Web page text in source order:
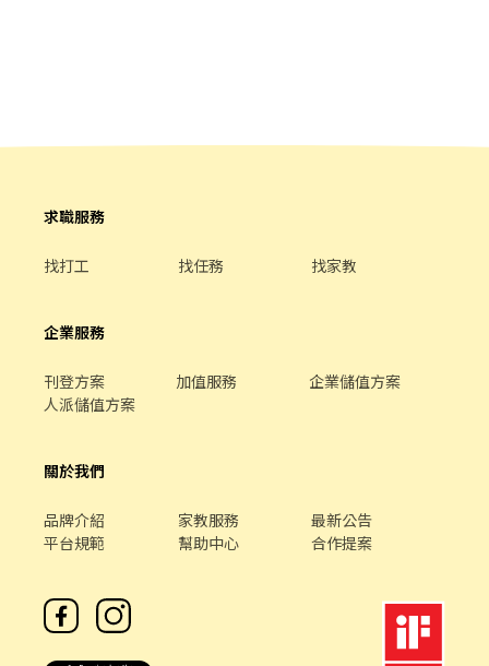
求職服務
找打工 找任務 找家教
企業服務
刊登方案 加值服務
企業儲值方案
人派儲值方案
關於我們
品牌介紹 家教服務
最新公告
平台規範
幫助中心 合作提案